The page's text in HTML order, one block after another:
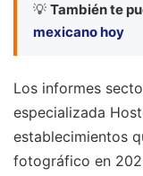
💡 También te
mexicano hoy
Los informes
especializada
establecimientos
fotográfico en